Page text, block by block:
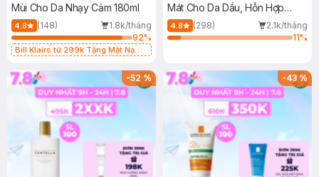
Mùi Cho Da Nhạy Cảm 180ml
4.8 (148)
1.8k/tháng
92%
Bill Klairs từ 299k Tặng Mặt Nạ
25ml (SL Có Hạn)
Mát Cho Da Dầu, Hỗn Hợp
400ml
4.8 (298)
2.1k/tháng
11%
-52% -43%